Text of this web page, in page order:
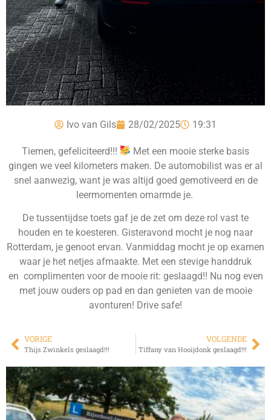
Ivo van Gils 28/02/2025 19:31
Tiemen, gefeliciteerd!!!
Met een mooie sterke basis
gingen we veel kilometers maken. De automobilist was er al
snel aanwezig, want je was altijd goed gemotiveerd en de
leermomenten omarmde je.
De tussentijdse toets gaf je de zet om deze rol vast te
houden en te koesteren. Gisteravond mocht je nog naar
Rotterdam, je genoot ervan. Vanmiddag mocht je op examen
waar je het netjes afmaakte. Met een stevige handdruk
en complimenten voor de mooie rit: geslaagd!! Nu nog even
met jouw ouders op pad en dan genieten van de mooie
avonturen! Drive safe!
VORIGE
Thijs Zwinkels geslaagd!!!
VOLGENDE
Tiffany van Hooijdonk geslaagd!!!